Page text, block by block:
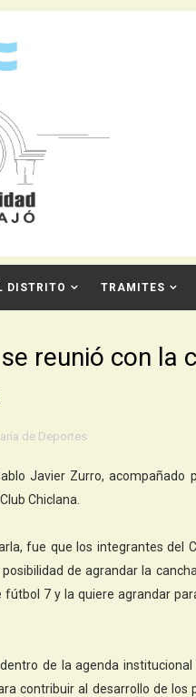
DISTRITO TRAMITES
reunió con la
de Deportes
Javier Zurro,
Chiclana.
fue que los integrantes del
de agrandar la
fútbol 7 y la quiere agrandar
de la agenda
contribuir al desarrollo de